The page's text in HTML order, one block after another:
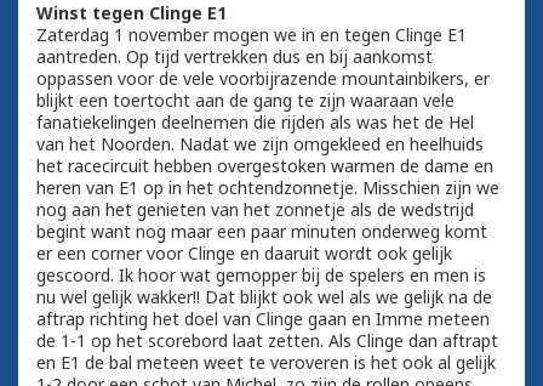
Winst tegen Clinge E1
Zaterdag 1 november mogen we in en tegen Clinge E1
aantreden. Op tijd vertrekken dus en bij aankomst
oppassen voor de vele voorbijrazende mountainbikers, er
blijkt een toertocht aan de gang te zijn waaraan vele
fanatiekelingen deelnemen die rijden als was het de Hel
van het Noorden. Nadat we zijn omgekleed en heelhuids
het racecircuit hebben overgestoken warmen de dame en
heren van E1 op in het ochtendzonnetje. Misschien zijn we
nog aan het genieten van het zonnetje als de wedstrijd
begint want nog maar een paar minuten onderweg komt
er een corner voor Clinge en daaruit wordt ook gelijk
gescoord. Ik hoor wat gemopper bij de spelers en men is
nu wel gelijk wakker!! Dat blijkt ook wel als we gelijk na de
aftrap richting het doel van Clinge gaan en Imme meteen
de 1-1 op het scorebord laat zetten. Als Clinge dan aftrapt
en E1 de bal meteen weet te veroveren is het ook al gelijk